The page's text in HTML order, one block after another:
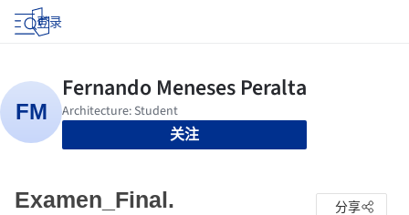
登录
关注
Examen_Final. 分享